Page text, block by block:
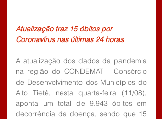
Atualização traz 15 óbitos por
Coronavírus nas últimas 24 horas
A atualização dos dados da pandemia
na região do CONDEMAT – Consórcio
de Desenvolvimento dos Municípios do
Alto Tietê, nesta quarta-feira (11/08),
aponta um total de 9.943 óbitos em
decorrência da doença, sendo que 15